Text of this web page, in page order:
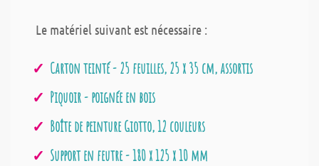
Le matériel suivant est nécessaire :
Carton teinté - 25 feuilles, 25 x 35 cm, assortis
Piquoir - poignée en bois
Boîte de peinture Giotto, 12 couleurs
Support en feutre - 180 x 125 x 10 mm